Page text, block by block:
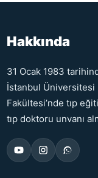
Hakkında
31 Ocak 1983
İstanbul Üniversitesi
Fakültesi’nde tıp
tıp doktoru unvanı